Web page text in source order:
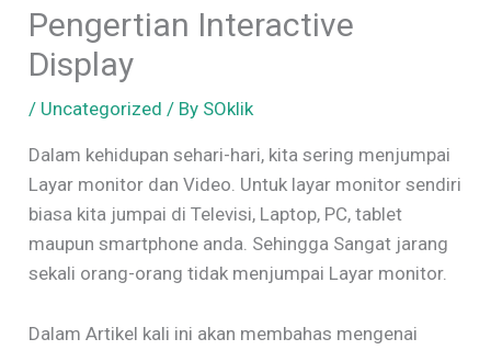
Pengertian Interactive
Display
/ Uncategorized / By SOklik
Dalam kehidupan sehari-hari, kita sering menjumpai
Layar monitor dan Video. Untuk layar monitor sendiri
biasa kita jumpai di Televisi, Laptop, PC, tablet
maupun smartphone anda. Sehingga Sangat jarang
sekali orang-orang tidak menjumpai Layar monitor.
Dalam Artikel kali ini akan membahas mengenai